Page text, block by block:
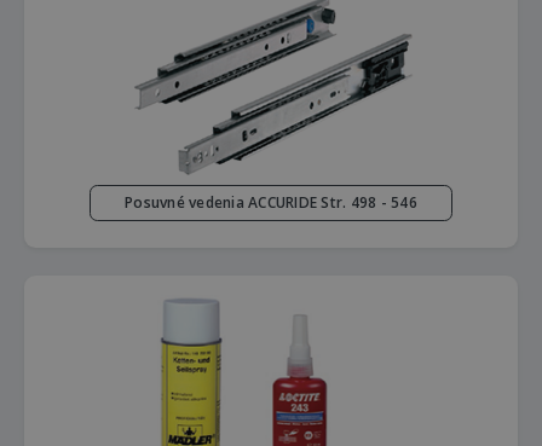
Posuvné vedenia ACCURIDE Str. 498 - 546